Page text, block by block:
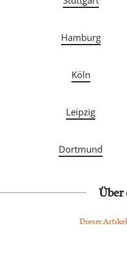
Hamburg
Köln
Leipzig
Dortmund
Über
Dieser